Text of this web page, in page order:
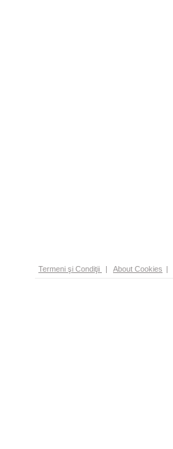
Termeni şi Condiţii | About Cookies |